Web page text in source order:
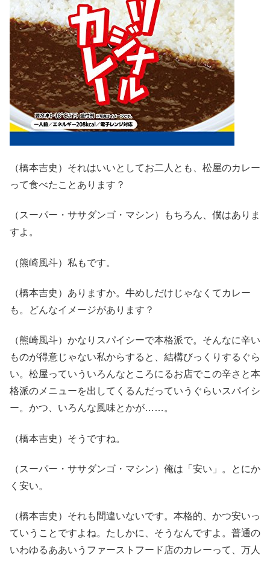
（橋本吉史）それはいいとしてお二人とも、松屋のカレー
って食べたことあります？
（スーパー・ササダンゴ・マシン）もちろん、僕はありま
すよ。
（熊崎風斗）私もです。
（橋本吉史）ありますか。牛めしだけじゃなくてカレー
も。どんなイメージがあります？
（熊崎風斗）かなりスパイシーで本格派で。そんなに辛い
ものが得意じゃない私からすると、結構びっくりするぐら
い。松屋っていういろんなところにるお店でこの辛さと本
格派のメニューを出してくるんだっていうぐらいスパイシ
ー。かつ、いろんな風味とかが……。
（橋本吉史）そうですね。
（スーパー・ササダンゴ・マシン）俺は「安い」。とにか
く安い。
（橋本吉史）それも間違いないです。本格的、かつ安いっ
ていうことですよね。たしかに、そうなんですよ。普通の
いわゆるああいうファーストフード店のカレーって、万人